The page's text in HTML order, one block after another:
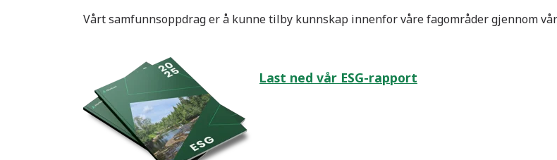
Vårt samfunnsoppdrag er å kunne tilby kunnskap innenfor våre fagområder gjennom
Last ned vår ESG-rapport